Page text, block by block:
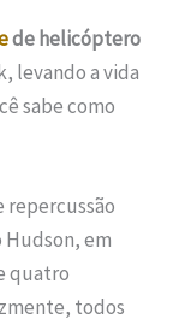
de helicóptero
levando a vida
sabe como
repercussão
Hudson, em
quatro
todos